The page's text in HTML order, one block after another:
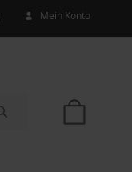
Mein Konto